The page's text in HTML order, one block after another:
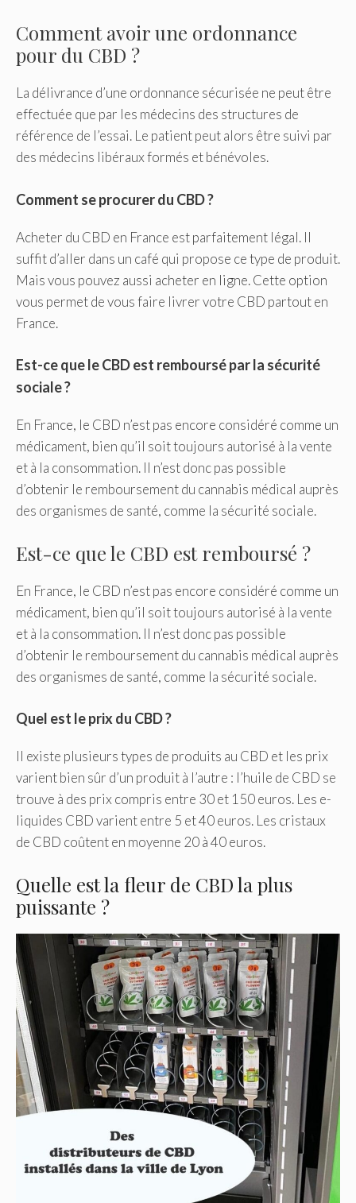
Comment avoir une ordonnance
pour du CBD ?
La délivrance d’une ordonnance sécurisée ne peut être
effectuée que par les médecins des structures de
référence de l’essai. Le patient peut alors être suivi par
des médecins libéraux formés et bénévoles.
Comment se procurer du CBD ?
Acheter du CBD en France est parfaitement légal. Il
suffit d’aller dans un café qui propose ce type de produit.
Mais vous pouvez aussi acheter en ligne. Cette option
vous permet de vous faire livrer votre CBD partout en
France.
Est-ce que le CBD est remboursé par la sécurité
sociale ?
En France, le CBD n’est pas encore considéré comme un
médicament, bien qu’il soit toujours autorisé à la vente
et à la consommation. Il n’est donc pas possible
d’obtenir le remboursement du cannabis médical auprès
des organismes de santé, comme la sécurité sociale.
Est-ce que le CBD est remboursé ?
En France, le CBD n’est pas encore considéré comme un
médicament, bien qu’il soit toujours autorisé à la vente
et à la consommation. Il n’est donc pas possible
d’obtenir le remboursement du cannabis médical auprès
des organismes de santé, comme la sécurité sociale.
Quel est le prix du CBD ?
Il existe plusieurs types de produits au CBD et les prix
varient bien sûr d’un produit à l’autre : l’huile de CBD se
trouve à des prix compris entre 30 et 150 euros. Les e-
liquides CBD varient entre 5 et 40 euros. Les cristaux
de CBD coûtent en moyenne 20 à 40 euros.
Quelle est la fleur de CBD la plus
puissante ?